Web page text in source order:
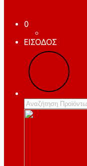
0
ΕΙΣΟΔΟΣ
Products
search